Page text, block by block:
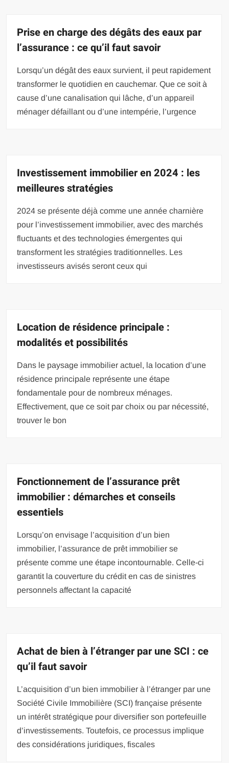
Prise en charge des dégâts des eaux par
l’assurance : ce qu’il faut savoir
Lorsqu’un dégât des eaux survient, il peut rapidement
transformer le quotidien en cauchemar. Que ce soit à
cause d’une canalisation qui lâche, d’un appareil
ménager défaillant ou d’une intempérie, l’urgence
Investissement immobilier en 2024 : les
meilleures stratégies
2024 se présente déjà comme une année charnière
pour l’investissement immobilier, avec des marchés
fluctuants et des technologies émergentes qui
transforment les stratégies traditionnelles. Les
investisseurs avisés seront ceux qui
Location de résidence principale :
modalités et possibilités
Dans le paysage immobilier actuel, la location d’une
résidence principale représente une étape
fondamentale pour de nombreux ménages.
Effectivement, que ce soit par choix ou par nécessité,
trouver le bon
Fonctionnement de l’assurance prêt
immobilier : démarches et conseils
essentiels
Lorsqu’on envisage l’acquisition d’un bien
immobilier, l’assurance de prêt immobilier se
présente comme une étape incontournable. Celle-ci
garantit la couverture du crédit en cas de sinistres
personnels affectant la capacité
Achat de bien à l’étranger par une SCI : ce
qu’il faut savoir
L’acquisition d’un bien immobilier à l’étranger par une
Société Civile Immobilière (SCI) française présente
un intérêt stratégique pour diversifier son portefeuille
d’investissements. Toutefois, ce processus implique
des considérations juridiques, fiscales